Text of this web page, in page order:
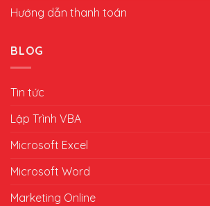
Hướng dẫn thanh toán
BLOG
Tin tức
Lập Trình VBA
Microsoft Excel
Microsoft Word
Marketing Online